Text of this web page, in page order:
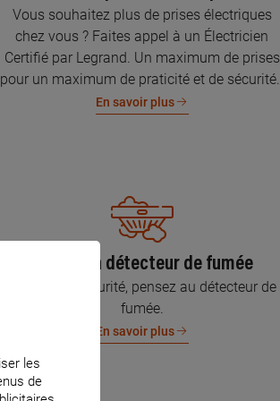
Vous souhaitez plus de prises électriques
chez vous ? Faites appel à un Électricien
Certifié par Legrand. Un maximum de prises
pour un maximum de praticité et de sécurité.
En savoir plus
Pose d’un détecteur de fumée
Pour votre sécurité, pensez au détecteur de
fumée.
En savoir plus
les
de